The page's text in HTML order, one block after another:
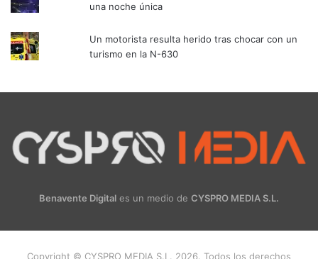
una noche única
Un motorista resulta herido tras chocar con un
turismo en la N-630
Benavente Digital es un medio de CYSPRO MEDIA S.L.
Copyright © CYSPRO MEDIA S.L. 2026. Todos los derechos